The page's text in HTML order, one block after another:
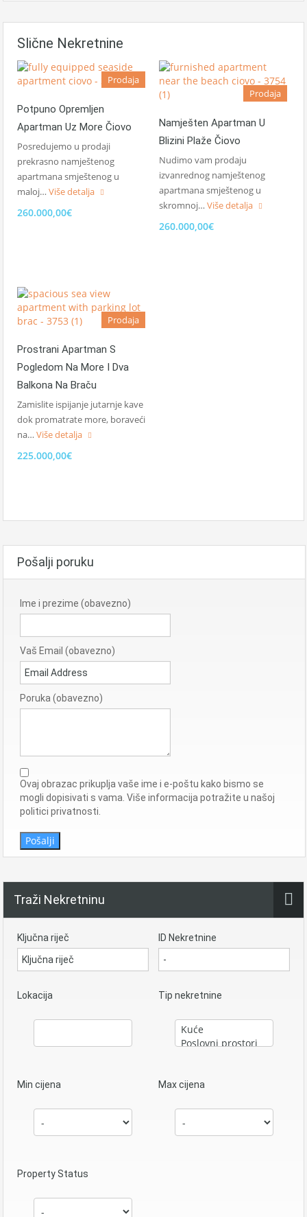
Slične Nekretnine
Prodaja
Potpuno Opremljen
Apartman Uz More Čiovo
Posredujemo u prodaji
prekrasno namještenog
apartmana smještenog u
maloj… Više detalja
260.000,00€
Prodaja
Namješten Apartman U
Blizini Plaže Čiovo
Nudimo vam prodaju
izvanrednog namještenog
apartmana smještenog u
skromnoj… Više detalja
260.000,00€
Prodaja
Prostrani Apartman S
Pogledom Na More I Dva
Balkona Na Braču
Zamislite ispijanje jutarnje kave
dok promatrate more, boraveći
na… Više detalja
225.000,00€
Pošalji poruku
Ime i prezime (obavezno)
Vaš Email (obavezno)
Poruka (obavezno)
Ovaj obrazac prikuplja vaše ime i e-poštu kako bismo se
mogli dopisivati ​​s vama. Više informacija potražite u našoj
politici privatnosti.
Pošalji
Traži Nekretninu
Ključna riječ ID Nekretnine
Lokacija Tip nekretnine
Min cijena Max cijena
Property Status